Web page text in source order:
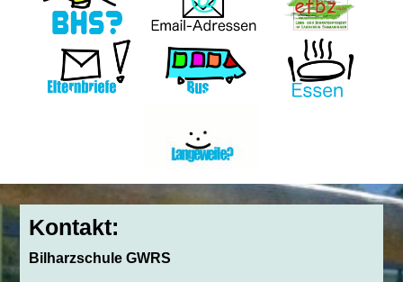
Kontakt:
Bilharzschule GWRS